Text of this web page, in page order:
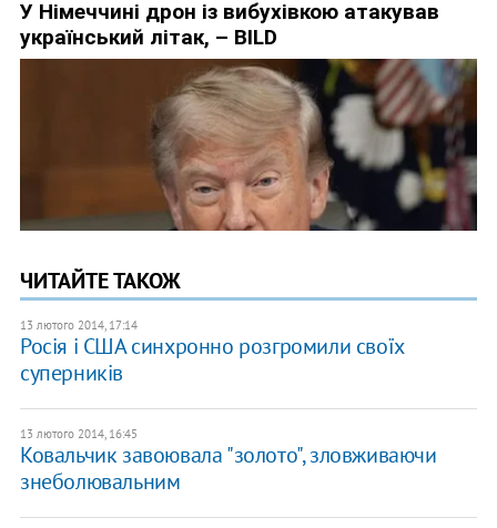
ЧИТАЙТЕ ТАКОЖ
13 лютого 2014, 17:14
Росія і США синхронно розгромили своїх
суперників
13 лютого 2014, 16:45
Ковальчик завоювала "золото", зловживаючи
знеболювальним